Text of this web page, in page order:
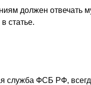
должен
статье.
служба ФСБ РФ,